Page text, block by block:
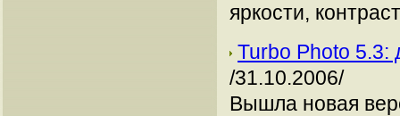
яркости,
Turbo Photo
/31.10.2006/
Вышла новая